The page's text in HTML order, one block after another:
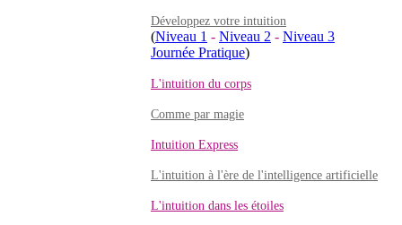
Développez votre intuition
(Niveau 1 - Niveau 2 - Niveau 3
Journée Pratique)
L'intuition du corps
Comme par magie
Intuition Express
L'intuition à l'ère de l'intelligence artificielle
L'intuition dans les étoiles